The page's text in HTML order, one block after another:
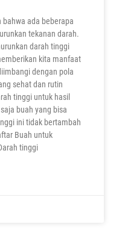
ada beberapa
tekanan darah.
darah tinggi
kita manfaat
dengan pola
sehat dan rutin
tinggi untuk hasil
buah yang bisa
ini tidak bertambah
Buah untuk
tinggi